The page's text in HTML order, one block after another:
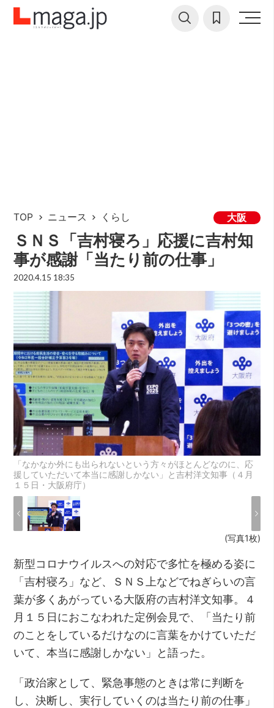
TOP ニュース くらし 大阪
ＳＮＳ「吉村寝ろ」応援に吉村知
事が感謝「当たり前の仕事」
2020.4.15 18:35
「なかなか外にも出られないという方々がほとんどなのに、応
援していただいて本当に感謝しかない」と吉村洋文知事（４月
１５日・大阪府庁）
(写真1枚)
新型コロナウイルスへの対応で多忙を極める姿に
「吉村寝ろ」など、ＳＮＳ上などでねぎらいの言
葉が多くあがっている大阪府の吉村洋文知事。４
月１５日におこなわれた定例会見で、「当たり前
のことをしているだけなのに言葉をかけていただ
いて、本当に感謝しかない」と語った。
「政治家として、緊急事態のときは常に判断を
し、決断し、実行していくのは当たり前の仕事」